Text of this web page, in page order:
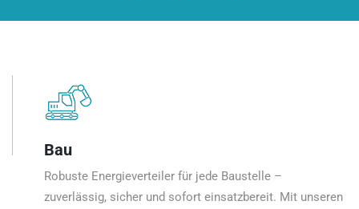
Bau
Robuste Energieverteiler für jede Baustelle –
zuverlässig, sicher und sofort einsatzbereit. Mit unseren